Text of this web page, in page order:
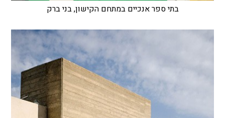
בתי ספר אנכיים במתחם הקישון, בני ברק